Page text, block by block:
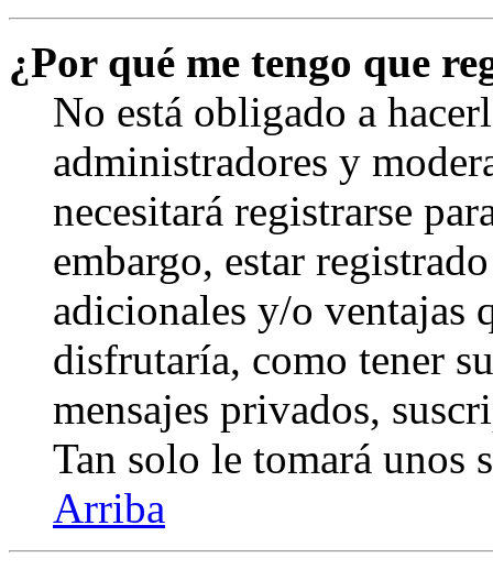
¿Por qué me tengo que
No está obligado a
administradores y
necesitará registrarse
embargo, estar
adicionales y/o ventajas
disfrutaría, como tener
mensajes privados,
Tan solo le tomará unos
Arriba